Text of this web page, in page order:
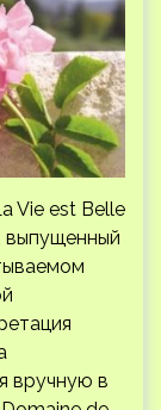
Vie est Belle
выпущенный
вручную в